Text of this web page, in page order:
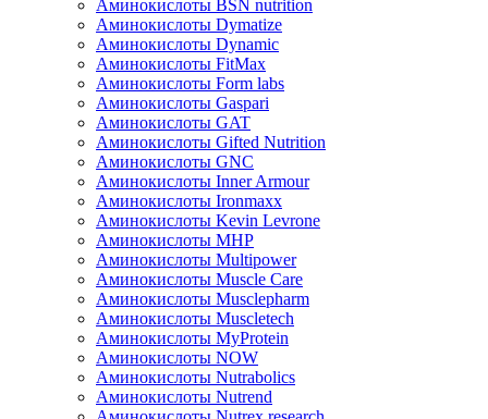
Аминокислоты BSN nutrition
Аминокислоты Dymatize
Аминокислоты Dynamic
Аминокислоты FitMax
Аминокислоты Form labs
Аминокислоты Gaspari
Аминокислоты GAT
Аминокислоты Gifted Nutrition
Аминокислоты GNC
Аминокислоты Inner Armour
Аминокислоты Ironmaxx
Аминокислоты Kevin Levrone
Аминокислоты MHP
Аминокислоты Multipower
Аминокислоты Muscle Care
Аминокислоты Musclepharm
Аминокислоты Muscletech
Аминокислоты MyProtein
Аминокислоты NOW
Аминокислоты Nutrabolics
Аминокислоты Nutrend